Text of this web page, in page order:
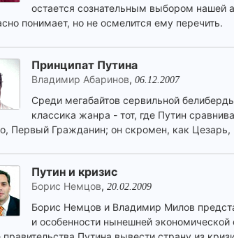
остается сознательным выбором нашей
понимает, но не осмелится ему перечить.
Принципат Путина
Владимир Абаринов, 06.12.2007
Среди мегабайтов сервильной
классика жанра - тот, где Путин
Первый Гражданин; он скромен, как Цезарь,
Путин и кризис
Борис Немцов, 20.02.2009
Борис Немцов и Владимир Милов
и особенности нынешней